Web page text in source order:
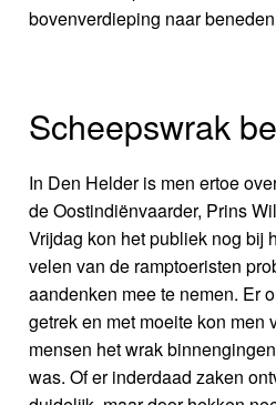
bovenverdieping naar
Scheepswrak
In Den Helder is men ertoe
de Oostindiënvaarder, Prins
Vrijdag kon het publiek nog bij
velen van de ramptoeristen
aandenken mee te nemen. Er
getrek en met moeite kon men
mensen het wrak
was. Of er inderdaad zaken